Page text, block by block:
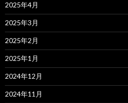
2025年4月
2025年3月
2025年2月
2025年1月
2024年12月
2024年11月